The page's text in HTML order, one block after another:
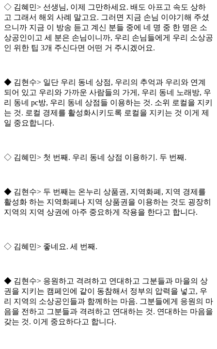
◇ 김혜민> 선생님, 이제 그만하세요. 배도 아프고 속도 상하
고 그래서 해외 사례 말고요. 그러면 지금 손님 이야기해 주셨
으니까 지금 이 방송 듣고 계신 분들 중에 네 명 중 한 명은 소
상공인이고 세 분은 손님이니까, 우리 손님들에게 우리 소상공
인 위한 팁 3개 주신다면 어떤 거 주시겠어요.
◆ 김현수> 일단 우리 동네 상점, 우리의 추억과 우리와 연계
되어 있고 우리와 가까운 사람들의 가게 , 우리 동네 노래방, 우
리 동네 pc방, 우리 동네 상점들 이용하는 것. 소위 로컬을 지키
는 것. 로컬 경제를 활성화시키도록 로컬을 지키는 것 이게 제
일 중요합니다.
◇ 김혜민> 첫 번째 . 우리 동네 상점 이용하기 . 두 번째 .
◆ 김현수> 두 번째는 온누리 상품권 , 지역화폐 , 지역 경제를
활성화 하는 지역화폐나 지역 상품권을 이용하는 것도 굉장히
지역의 지역 상권에 아주 중요하게 작용을 한다고 합니다.
◇ 김혜민> 좋네요. 세 번째 .
◆ 김현수> 응원하고 격려하고 연대하고 그분들과 마을의 상
권을 지키는 캠페인에 같이 동참해서 정부의 압력을 넣고, 우
리 지역의 소상공인들과 함께하는 마음. 그분들에게 응원의 마
음을 전하고 그분들과 격려하고 연대하는 것. 연대하는 마음을
갖는 것. 이게 중요하다고 합니다.